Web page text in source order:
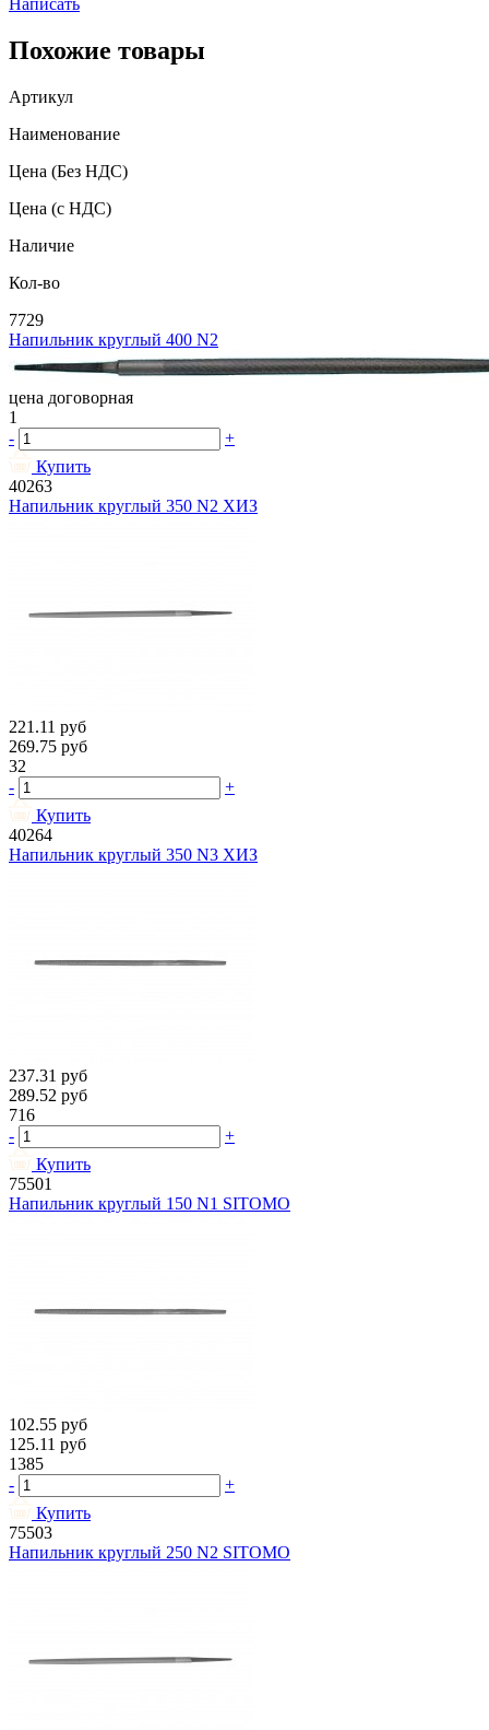
Написать
Похожие товары
Артикул
Наименование
Цена (Без НДС)
Цена (с НДС)
Наличие
Кол-во
7729
Напильник круглый 400 N2
цена договорная
1
-
+
Купить
40263
Напильник круглый 350 N2 ХИЗ
221.11 руб
269.75 руб
32
-
+
Купить
40264
Напильник круглый 350 N3 ХИЗ
237.31 руб
289.52 руб
716
-
+
Купить
75501
Напильник круглый 150 N1 SITOMO
102.55 руб
125.11 руб
1385
-
+
Купить
75503
Напильник круглый 250 N2 SITOMO